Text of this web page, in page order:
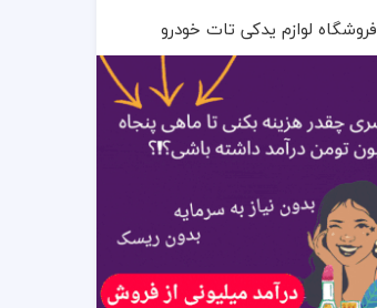
فروشگاه لوازم یدکی تات خودرو